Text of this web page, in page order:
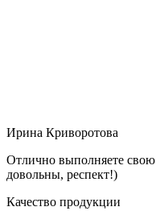
Ирина Криворотова
Отлично выполняете свою
довольны, респект!)
Качество продукции